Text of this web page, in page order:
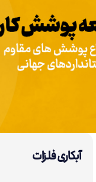
آبکاری فلزات